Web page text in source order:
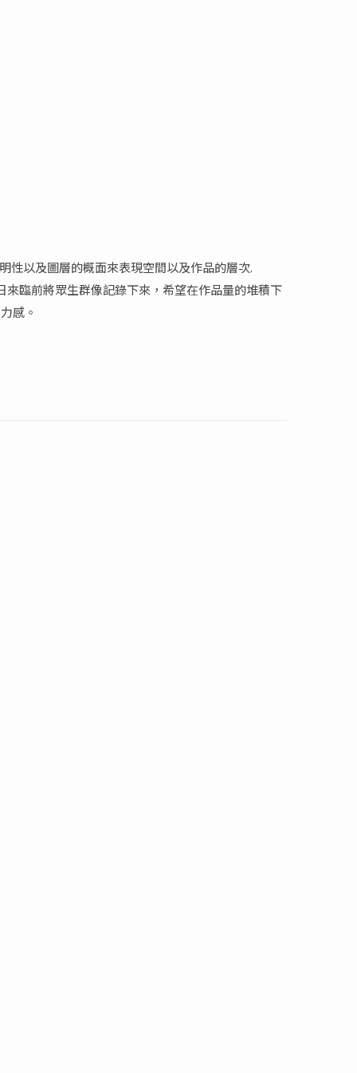
性以及圖層的概面來表現空間以及作品的層次.
臨前將眾生群像記錄下來，希望在作品量的堆積下
感。